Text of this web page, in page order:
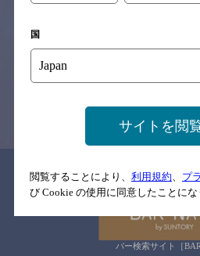
※それぞれのお店のメニューや営業時間
予告なしに変更されるこ
念のためお店にご確認の上ご来店くだ
情報提供：ぐ
関連リ
バー検索サイト［
国
サイトを閲
閲覧することにより、 利用規約、 プ
び Cookie の使用に同意したことにな